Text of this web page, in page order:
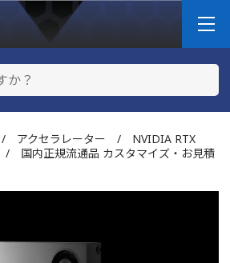
アクセラレーター / NVIDIA RTX
/ 国内正規流通品 カスタマイズ・お見積